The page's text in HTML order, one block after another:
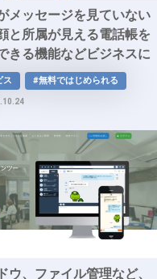
メッセージを見ていない
と所属が見える電話帳を
きる機能などビジネスに
ケーションの課題を解決
ス
#無料ではじめられる
ウ、ファイル管理など、